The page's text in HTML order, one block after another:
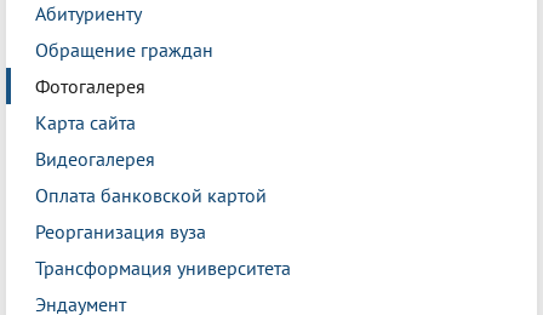
Абитуриенту
Обращение граждан
Фотогалерея
Карта сайта
Видеогалерея
Оплата банковской картой
Реорганизация вуза
Трансформация университета
Эндаумент